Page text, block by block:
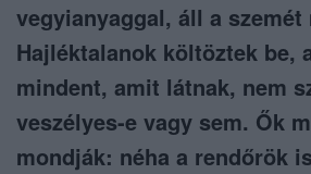
vegyianyaggal, áll a szemét
Hajléktalanok költöztek be,
mindent, amit látnak, nem
veszélyes-e vagy sem. Ők
mondják: néha a rendőrök